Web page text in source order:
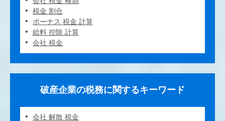
税金 割合
ボーナス 税金 計算
給料 控除 計算
会社 税金
破産企業の税務に関するキーワード
会社 解散 税金